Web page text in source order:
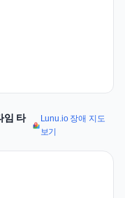
임 타
Lunu.io 장애 지도
보기